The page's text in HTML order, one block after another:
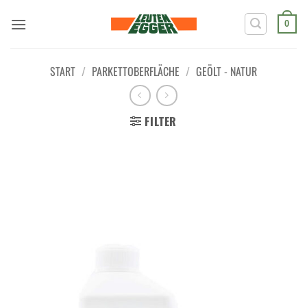
Inhalt
0
START / PARKETTOBERFLÄCHE / GEÖLT - NATUR
FILTER